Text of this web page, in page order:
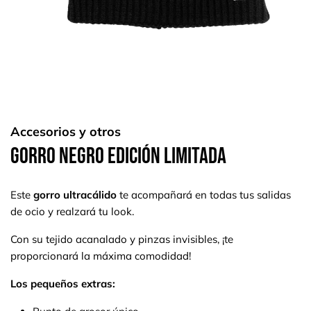
Accesorios y otros
Gorro negro edición limitada
Este gorro ultracálido te acompañará en todas tus salidas
de ocio y realzará tu look.
Con su tejido acanalado y pinzas invisibles, ¡te
proporcionará la máxima comodidad!
Los pequeños extras: